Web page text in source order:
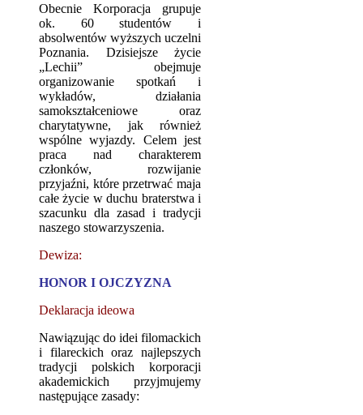
Obecnie Korporacja grupuje
ok. 60 studentów i
absolwentów wyższych uczelni
Poznania. Dzisiejsze życie
„Lechii” obejmuje
organizowanie spotkań i
wykładów, działania
samokształceniowe oraz
charytatywne, jak również
wspólne wyjazdy. Celem jest
praca nad charakterem
członków, rozwijanie
przyjaźni, które przetrwać maja
całe życie w duchu braterstwa i
szacunku dla zasad i tradycji
naszego stowarzyszenia.
Dewiza:
HONOR I OJCZYZNA
Deklaracja ideowa
Nawiązując do idei filomackich
i filareckich oraz najlepszych
tradycji polskich korporacji
akademickich przyjmujemy
następujące zasady: